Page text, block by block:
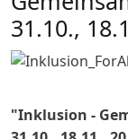
31.10.,
"Inklusion -